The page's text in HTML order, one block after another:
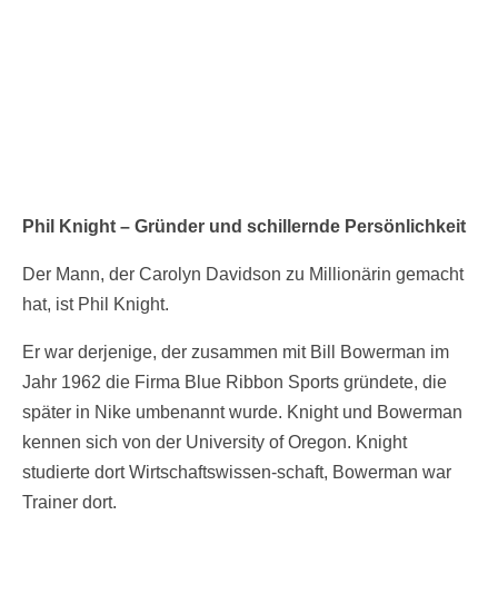
Phil Knight – Gründer und schillernde Persönlichkeit
Der Mann, der Carolyn Davidson zu Millionärin gemacht
hat, ist Phil Knight.
Er war derjenige, der zusammen mit Bill Bowerman im
Jahr 1962 die Firma Blue Ribbon Sports gründete, die
später in Nike umbenannt wurde. Knight und Bowerman
kennen sich von der University of Oregon. Knight
studierte dort Wirtschaftswissen-schaft, Bowerman war
Trainer dort.